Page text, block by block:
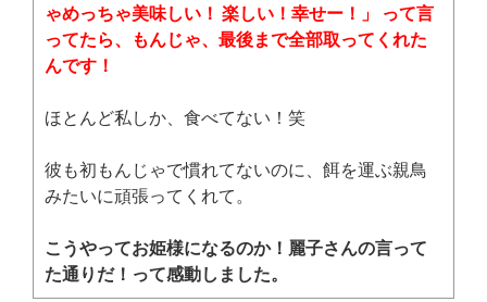
ゃめっちゃ美味しい！ 楽しい！幸せー！」 って言
ってたら、もんじゃ、最後まで全部取ってくれた
んです！
ほとんど私しか、食べてない！笑
彼も初もんじゃで慣れてないのに、餌を運ぶ親鳥
みたいに頑張ってくれて。
こうやってお姫様になるのか！麗子さんの言って
た通りだ！って感動しました。